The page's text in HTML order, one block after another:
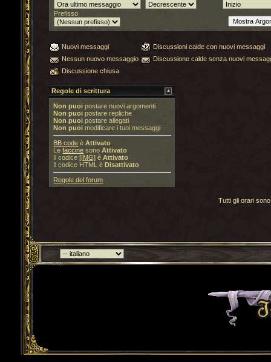
Prefisso
Nuovi messaggi
Discussioni calde con nuovi messaggi
Nessun nuovo messaggio
Discussione calde senza nuovi
Discussione chiusa
Regole di scrittura
Non puoi postare nuovi argomenti
Non puoi postare repliche
Non puoi postare allegati
Non puoi modificare i tuoi messaggi
BB code èAttivato
Lefaccine sonoAttivato
Il codice[IMG] èAttivato
Il codice HTML èDisattivato
Regole del forum
Tutti gli orari
Torna indietro